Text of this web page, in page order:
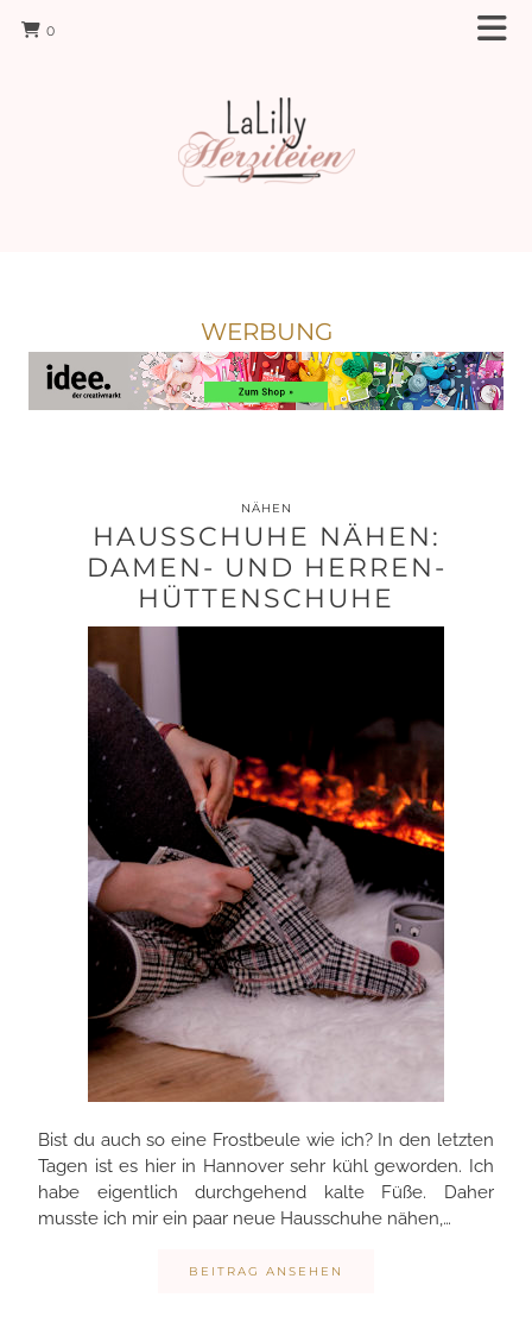
0
WERBUNG
NÄHEN
HAUSSCHUHE NÄHEN:
DAMEN- UND HERREN-
HÜTTENSCHUHE
Bist du auch so eine Frostbeule wie ich? In den letzten
Tagen ist es hier in Hannover sehr kühl geworden. Ich
habe eigentlich durchgehend kalte Füße. Daher
musste ich mir ein paar neue Hausschuhe nähen,…
BEITRAG ANSEHEN